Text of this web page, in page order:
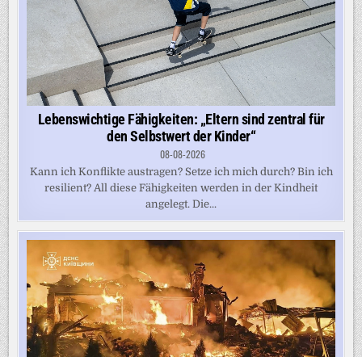
Lebenswichtige Fähigkeiten: „Eltern sind zentral für
den Selbstwert der Kinder“
08-08-2026
Kann ich Konflikte austragen? Setze ich mich durch? Bin ich
resilient? All diese Fähigkeiten werden in der Kindheit
angelegt. Die...